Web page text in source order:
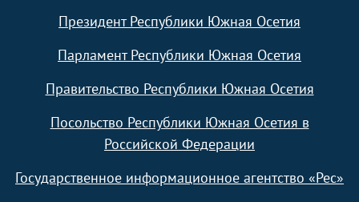
Президент Республики Южная Осетия
Парламент Республики Южная Осетия
Правительство Республики Южная Осетия
Посольство Республики Южная Осетия в
Российской Федерации
Государственное информационное агентство «Рес»